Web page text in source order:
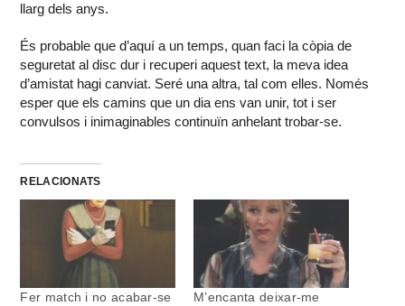
llarg dels anys.
És probable que d’aquí a un temps, quan faci la còpia de
seguretat al disc dur i recuperi aquest text, la meva idea
d’amistat hagi canviat. Seré una altra, tal com elles. Només
esper que els camins que un dia ens van unir, tot i ser
convulsos i inimaginables continuïn anhelant trobar-se.
RELACIONATS
Fer match i no acabar-se
M’encanta deixar-me